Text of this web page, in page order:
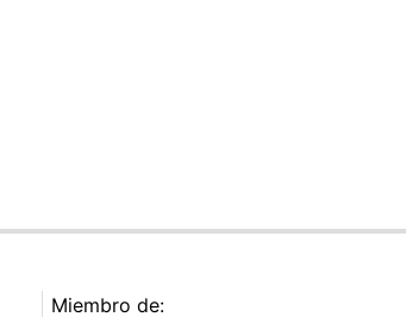
Miembro de: